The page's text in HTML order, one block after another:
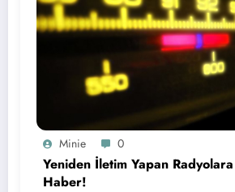
Minie 0
Yeniden İletim Yapan
Haber!